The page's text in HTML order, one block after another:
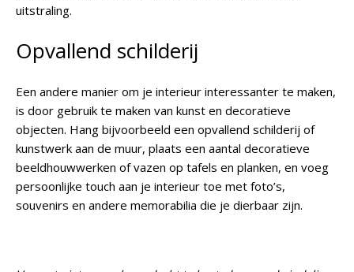
uitstraling.
Opvallend schilderij
Een andere manier om je interieur interessanter te maken,
is door gebruik te maken van kunst en decoratieve
objecten. Hang bijvoorbeeld een opvallend schilderij of
kunstwerk aan de muur, plaats een aantal decoratieve
beeldhouwwerken of vazen op tafels en planken, en voeg
persoonlijke touch aan je interieur toe met foto’s,
souvenirs en andere memorabilia die je dierbaar zijn.